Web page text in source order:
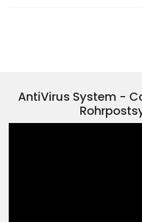
AntiVirus System -